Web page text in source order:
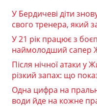
У Бердичеві діти
свого тренера, який
У 21 рік працює з
наймолодший сапер
Після нічної атаки у
різкий запах: що
Одна цифра на
води йде на кожне